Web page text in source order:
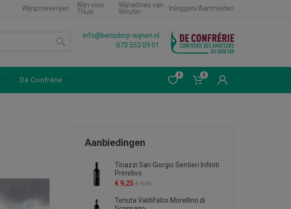
Wijnproeverijen
Wijn voor
Thuis
Wijnadvies van
Wouter
Inloggen/Aanmelden
info@bensdorp-wijnen.nl
073 553 09 01
De Confrérie
0 0
Aanbiedingen
Tinazzi San Giorgio Sentieri Infiniti
Primitivo
€ 9,25 € 9,95
Tenuta Valdifalco Morellino di